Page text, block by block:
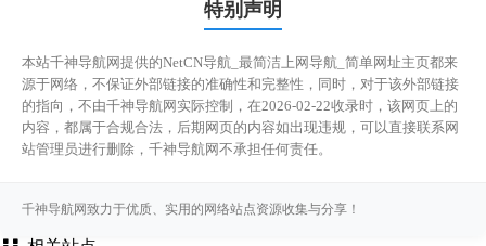
特别声明
本站千神导航网提供的NetCN导航_最简洁上网导航_简单网址主页都来
源于网络，不保证外部链接的准确性和完整性，同时，对于该外部链接
的指向，不由千神导航网实际控制，在2026-02-22收录时，该网页上的
内容，都属于合规合法，后期网页的内容如出现违规，可以直接联系网
站管理员进行删除，千神导航网不承担任何责任。
千神导航网致力于优质、实用的网络站点资源收集与分享！